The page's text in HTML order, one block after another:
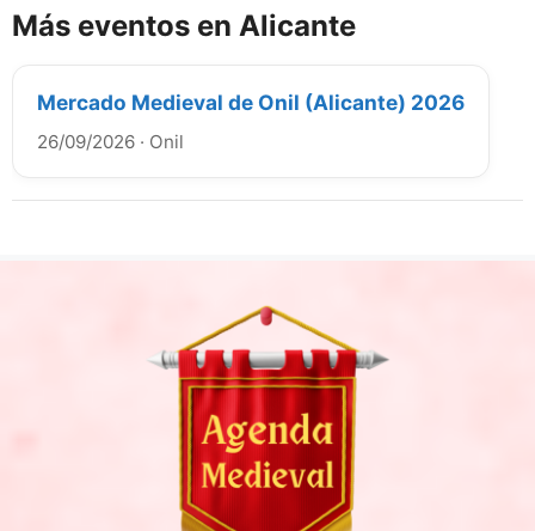
Más eventos en Alicante
Mercado Medieval de Onil (Alicante) 2026
26/09/2026 · Onil